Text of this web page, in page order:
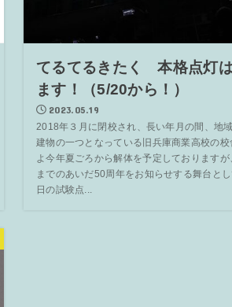
てるてるきたく 本格点灯
ます！（5/20から！）
2023.05.19
2018年３月に閉校され、長い年月の間、地
建物の一つとなっている旧兵庫商業高校の校
よ今年夏ごろから解体を予定しておりますが
までのあいだ50周年をお知らせする舞台と
日の試験点...